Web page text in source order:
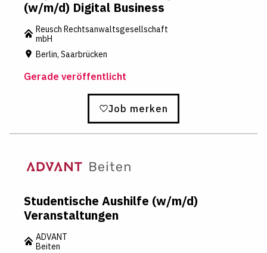
(w/m/d) Digital Business
Reusch Rechtsanwaltsgesellschaft
mbH
Berlin, Saarbrücken
Gerade veröffentlicht
Job merken
Studentische Aushilfe (w/m/d)
Veranstaltungen
ADVANT
Beiten